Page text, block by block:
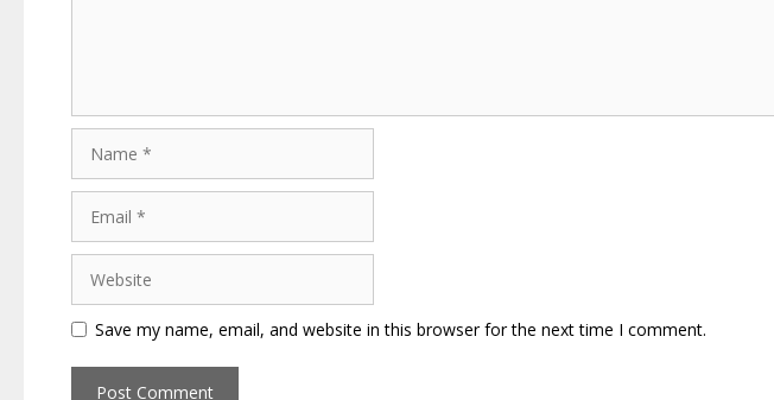
Save my name, email, and website in this browser for the next time I comment.